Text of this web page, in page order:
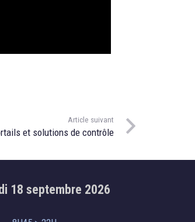
Article suivant
et solutions de contrôle
18 septembre 2026